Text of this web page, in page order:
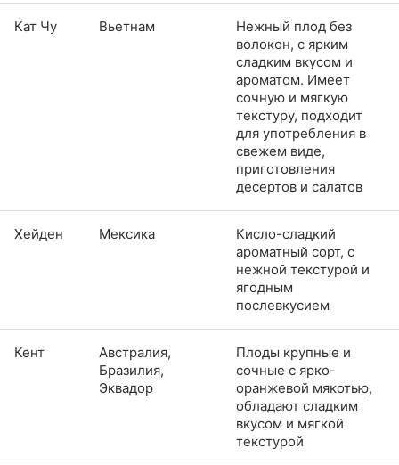
Кат Чу Вьетнам
Нежный плод без
волокон, с ярким
сладким вкусом и
ароматом. Имеет
сочную и мягкую
текстуру, подходит
для употребления в
свежем виде,
приготовления
десертов и салатов
Хейден Мексика
Кисло-сладкий
ароматный сорт, с
нежной текстурой и
ягодным
послевкусием
Кент
Австралия,
Бразилия,
Эквадор
Плоды крупные и
сочные с ярко-
оранжевой мякотью,
обладают сладким
вкусом и мягкой
текстурой